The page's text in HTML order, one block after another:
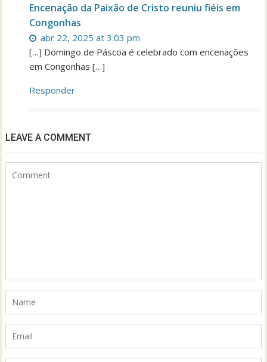
Encenação da Paixão de Cristo reuniu fiéis em
Congonhas
abr 22, 2025 at 3:03 pm
[…] Domingo de Páscoa é celebrado com encenações
em Congonhas […]
Responder
LEAVE A COMMENT